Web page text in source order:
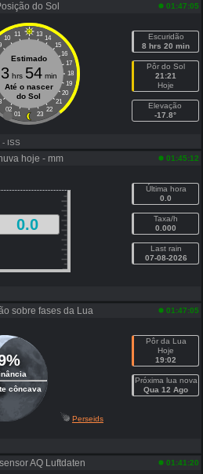
do Sol 01:47:05
11 13
10
14
15
16
17
18
19
20
21
02
22
01 23
Estimado
3hrs 54min
Até o nascer
do Sol
Escuridão
8 hrs 20 min
Pôr do Sol
21:21
Hoje
Elevação
-17.8°
- ISS
hoje - mm 01:45:12
0.0
Última hora
0.0
Taxa/h
0.000
Last rain
07-08-2026
sobre fases da Lua 01:47:05
côncava
Pôr da Lua
Hoje
19:02
Próxima lua nova
Qua 12 Ago
Perseids
AQ Luftdaten 01:41:20